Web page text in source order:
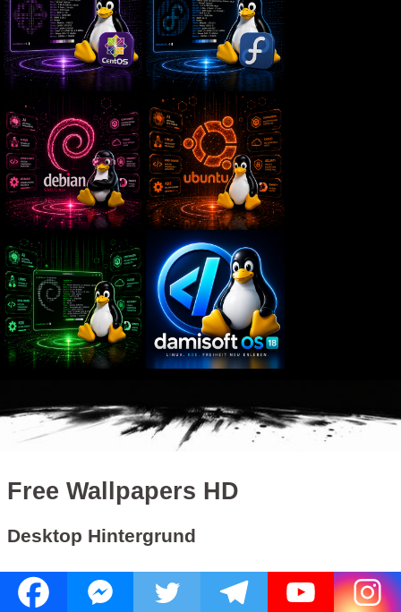
Free Wallpapers HD
Desktop Hintergrund
Die Desktop Hintergrund Bilder sind im Verzeichnis: